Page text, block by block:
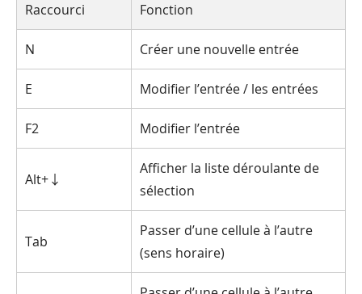
Raccourci Fonction
N Créer une nouvelle entrée
E Modifier l’entrée / les entrées
F2 Modifier l’entrée
Alt+↓
Afficher la liste déroulante de
sélection
Tab
Passer d’une cellule à l’autre
(sens horaire)